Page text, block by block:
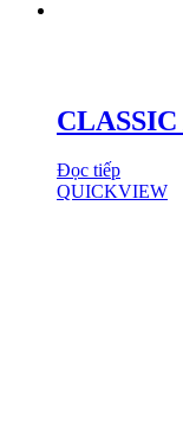
Đọc tiếp
QUICKVIEW